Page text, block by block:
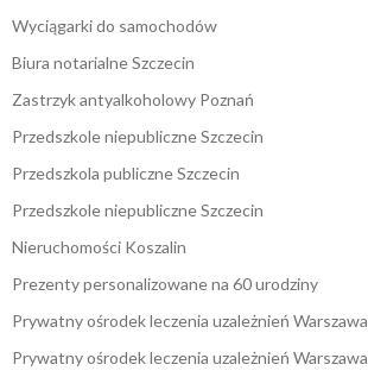
Wyciągarki do samochodów
Biura notarialne Szczecin
Zastrzyk antyalkoholowy Poznań
Przedszkole niepubliczne Szczecin
Przedszkola publiczne Szczecin
Przedszkole niepubliczne Szczecin
Nieruchomości Koszalin
Prezenty personalizowane na 60 urodziny
Prywatny ośrodek leczenia uzależnień Warszawa
Prywatny ośrodek leczenia uzależnień Warszawa